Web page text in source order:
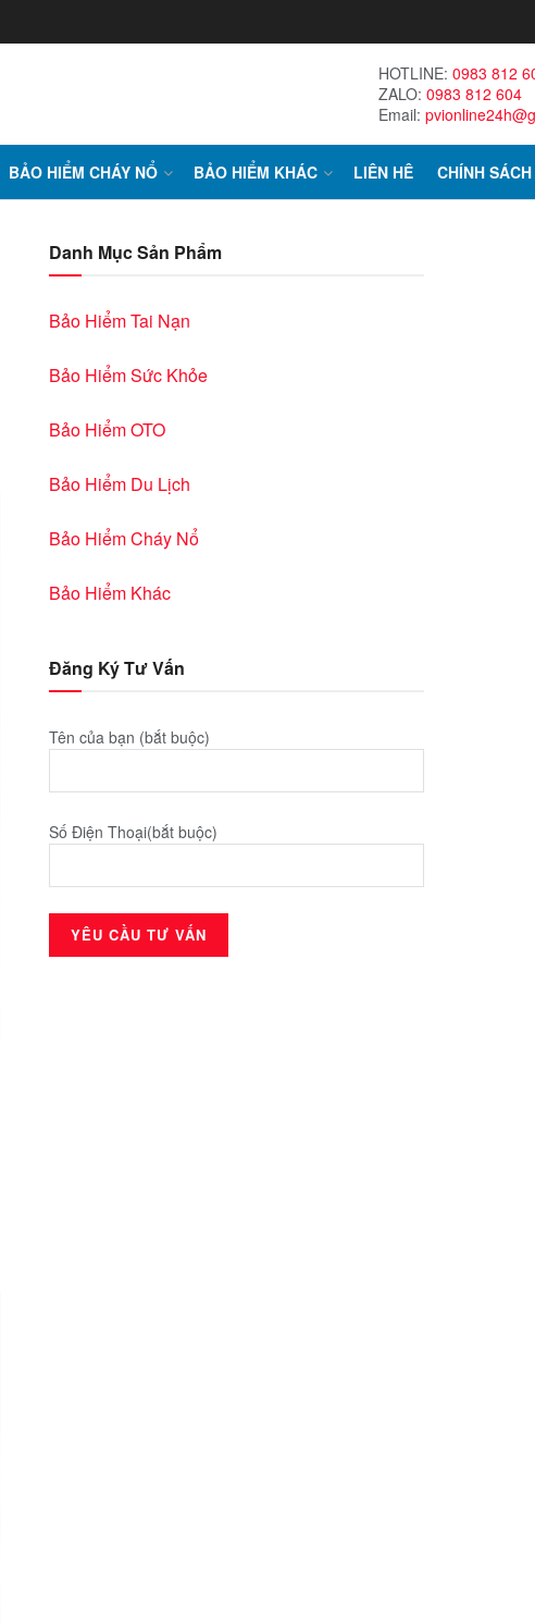
HOTLINE: 0983 812
ZALO: 0983 812 604
Email:
BẢO HIỂM CHÁY NỔ BẢO HIỂM KHÁC LIÊN HÊ CHÍNH SÁCH
Danh Mục Sản Phẩm
Bảo Hiểm Tai Nạn
Bảo Hiểm Sức Khỏe
Bảo Hiểm OTO
Bảo Hiểm Du Lịch
Bảo Hiểm Cháy Nổ
Bảo Hiểm Khác
Đăng Ký Tư Vấn
Tên của bạn (bắt buộc)
Số Điện Thoại(bắt buộc)